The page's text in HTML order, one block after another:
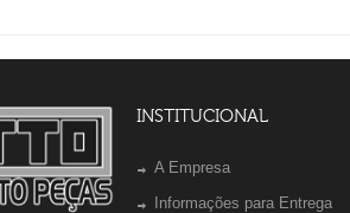
INSTITUCIONAL
A Empresa
Informações para Entrega